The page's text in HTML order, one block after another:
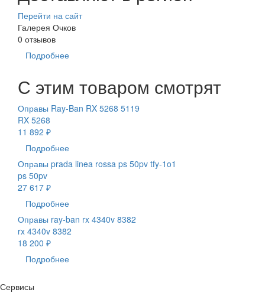
Перейти на сайт
Галерея Очков
0 отзывов
Подробнее
С этим товаром смотрят
Оправы Ray-Ban RX 5268 5119
RX 5268
11 892 ₽
Подробнее
Оправы prada linea rossa ps 50pv tfy-1o1
ps 50pv
27 617 ₽
Подробнее
Оправы ray-ban rx 4340v 8382
rx 4340v 8382
18 200 ₽
Подробнее
Сервисы